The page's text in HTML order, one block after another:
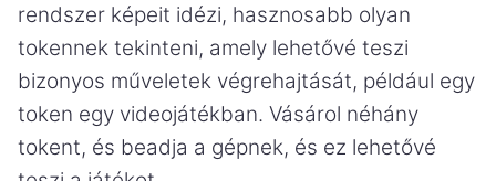
rendszer képeit idézi, hasznosabb olyan
tokennek tekinteni, amely lehetővé teszi
bizonyos műveletek végrehajtását, például egy
token egy videojátékban. Vásárol néhány
tokent, és beadja a gépnek, és ez lehetővé